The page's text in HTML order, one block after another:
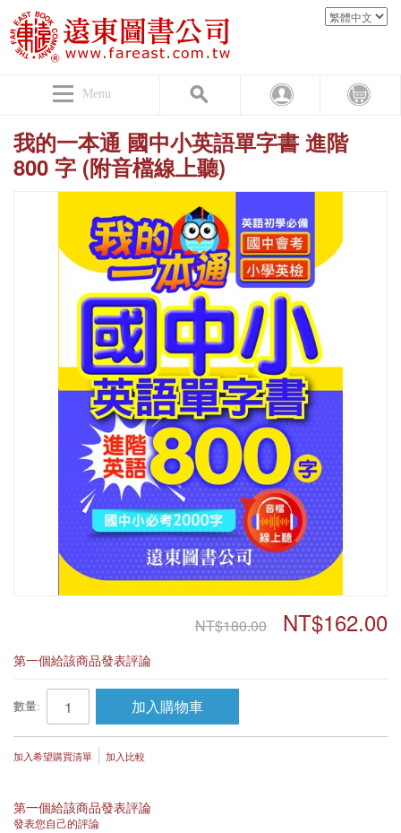
Menu
我的一本通 國中小英語單字書 進階
800 字 (附音檔線上聽)
NT$180.00 NT$162.00
第一個給該商品發表評論
數量: 加入購物車
加入希望購買清單 加入比較
第一個給該商品發表評論
發表您自己的評論